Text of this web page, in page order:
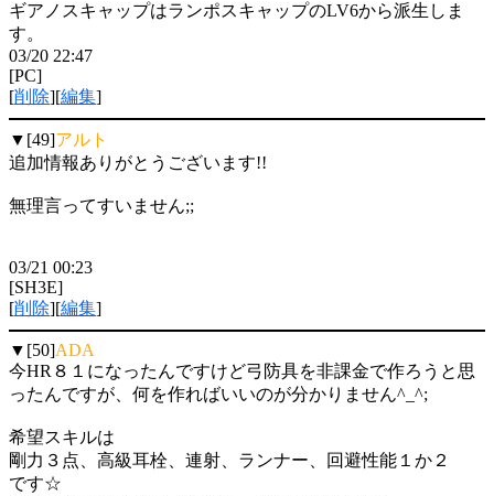
ギアノスキャップはランポスキャップのLV6から派生しま
す。
03/20 22:47
[PC]
[削除][編集]
▼[49]アルト
追加情報ありがとうございます!!
無理言ってすいません;;
03/21 00:23
[SH3E]
[削除][編集]
▼[50]ADA
今HR８１になったんですけど弓防具を非課金で作ろうと思
ったんですが、何を作ればいいのが分かりません^_^;
希望スキルは
剛力３点、高級耳栓、連射、ランナー、回避性能１か２
です☆